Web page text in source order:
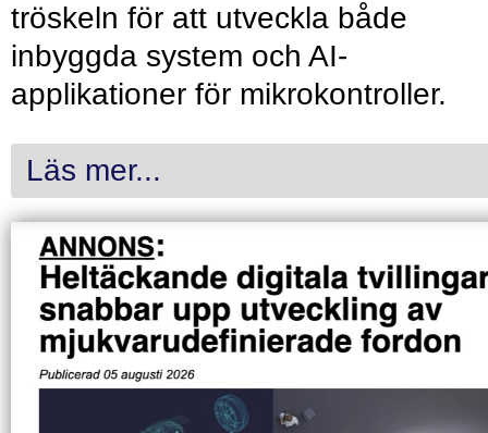
tröskeln för att utveckla både
inbyggda system och AI-
applikationer för mikrokontroller.
Läs mer...